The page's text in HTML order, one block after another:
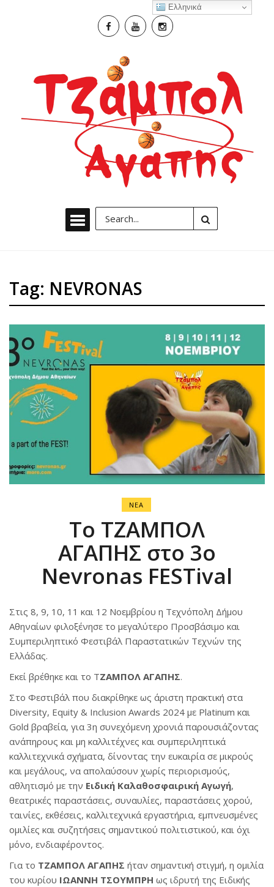
Tag: NEVRONAS
ΝΕΑ
Το ΤΖΑΜΠΟΛ
ΑΓΑΠΗΣ στο 3ο
Nevronas FESTival
Στις 8, 9, 10, 11 και 12 Νοεμβρίου η Τεχνόπολη Δήμου
Αθηναίων φιλοξένησε το μεγαλύτερο Προσβάσιμο και
Συμπεριληπτικό Φεστιβάλ Παραστατικών Τεχνών της
Ελλάδας.
Εκεί βρέθηκε και το ΤΖΑΜΠΟΛ ΑΓΑΠΗΣ.
Στο Φεστιβάλ που διακρίθηκε ως άριστη πρακτική στα
Diversity, Equity & Inclusion Awards 2024 με Platinum και
Gold βραβεία, για 3η συνεχόμενη χρονιά παρουσιάζοντας
ανάπηρους και μη καλλιτέχνες και συμπεριληπτικά
καλλιτεχνικά σχήματα, δίνοντας την ευκαιρία σε μικρούς
και μεγάλους, να απολαύσουν χωρίς περιορισμούς,
αθλητισμό με την Ειδική Καλαθοσφαιρική Αγωγή,
θεατρικές παραστάσεις, συναυλίες, παραστάσεις χορού,
ταινίες, εκθέσεις, καλλιτεχνικά εργαστήρια, εμπνευσμένες
ομιλίες και συζητήσεις σημαντικού πολιτιστικού, και όχι
μόνο, ενδιαφέροντος.
Για το ΤΖΑΜΠΟΛ ΑΓΑΠΗΣ ήταν σημαντική στιγμή, η ομιλία
του κυρίου ΙΩΑΝΝΗ ΤΣΟΥΜΠΡΗ ως ιδρυτή της Ειδικής
Ελληνικά